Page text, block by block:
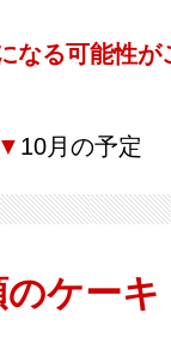
なる可能性が
▼ 10月の予定
ケーキ